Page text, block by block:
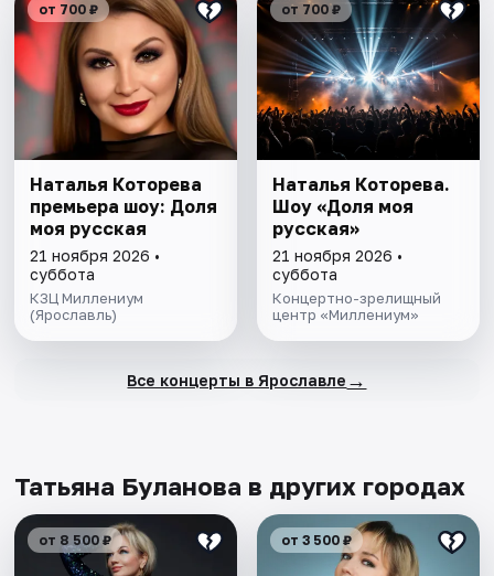
от 700 ₽
Наталья Которева
премьера шоу: Доля
моя русская
21 ноября 2026 •
суббота
КЗЦ Миллениум
(Ярославль)
от 700 ₽
Наталья Которева.
Шоу «Доля моя
русская»
21 ноября 2026 •
суббота
Концертно-зрелищный
центр «Миллениум»
Все концерты в Ярославле →
Татьяна Буланова в других городах
от 8 500 ₽ от 3 500 ₽